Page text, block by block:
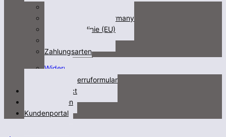
Fracht/freight not Germany
Cookie-Richtlinie (EU)
Zahlungsarten
Widerruf
Widerruformular
Kontakt/contact
Videos/Medien
Kundenportal